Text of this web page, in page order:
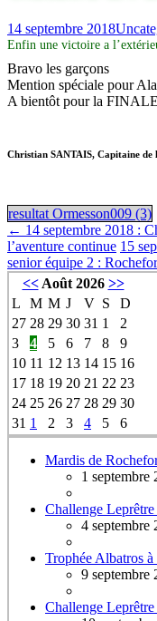
14 septembre 2018
Enfin une victoire a
Bravo les garçons
Mention spéciale pour
A bientôt pour la
Christian SANTAIS, Capitaine de
resultat Ormesson009 (3)
← 14 septembre 2018 :
l’aventure continue 15
senior équipe 2 :
<<Août 2026 >>
L
M M J V S
D
27 28 29 30 31 1
2
3
4 5 6 7 8
9
10 11 12 13 14 15 16
17 18 19 20 21 22 23
24 25 26 27 28 29 30
31 1 2 3 4 5 6
Mardis de
1 septembre
Challenge
4 septembre
Trophée Albatros
9 septembre
Challenge